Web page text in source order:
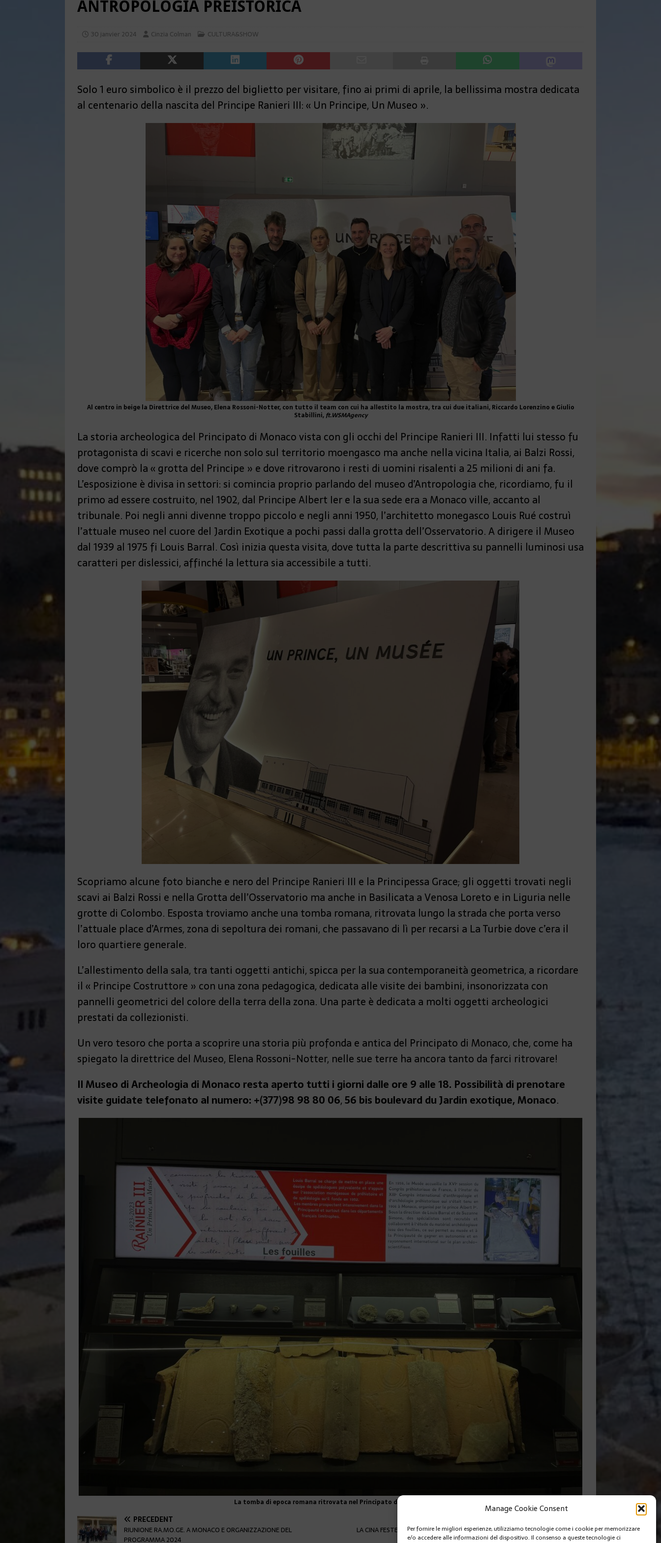
Manage Cookie Consent
Per fornire le migliori esperienze, utilizziamo tecnologie come i cookie per memorizzare
e/o accedere alle informazioni del dispositivo. Il consenso a queste tecnologie ci
ANTROPOLOGIA PREISTORICA
30 janvier 2024 Cinzia Colman CULTURA&SHOW
Solo 1 euro simbolico è il prezzo del biglietto per visitare, fino ai primi di aprile, la bellissima mostra dedicata
al centenario della nascita del Principe Ranieri III: « Un Principe, Un Museo ».
Al centro in beige la Direttrice del Museo, Elena Rossoni-Notter, con tutto il team con cui ha allestito la mostra, tra cui due italiani, Riccardo Lorenzino e Giulio
Stabillini, ft.WSMAgency
La storia archeologica del Principato di Monaco vista con gli occhi del Principe Ranieri III. Infatti lui stesso fu
protagonista di scavi e ricerche non solo sul territorio moengasco ma anche nella vicina Italia, ai Balzi Rossi,
dove comprò la « grotta del Principe » e dove ritrovarono i resti di uomini risalenti a 25 milioni di ani fa.
L’esposizione è divisa in settori: si comincia proprio parlando del museo d’Antropologia che, ricordiamo, fu il
primo ad essere costruito, nel 1902, dal Principe Albert Ier e la sua sede era a Monaco ville, accanto al
tribunale. Poi negli anni divenne troppo piccolo e negli anni 1950, l’architetto monegasco Louis Rué costruì
l’attuale museo nel cuore del Jardin Exotique a pochi passi dalla grotta dell’Osservatorio. A dirigere il Museo
dal 1939 al 1975 fi Louis Barral. Così inizia questa visita, dove tutta la parte descrittiva su pannelli luminosi usa
caratteri per dislessici, affinché la lettura sia accessibile a tutti.
Scopriamo alcune foto bianche e nero del Principe Ranieri III e la Principessa Grace; gli oggetti trovati negli
scavi ai Balzi Rossi e nella Grotta dell’Osservatorio ma anche in Basilicata a Venosa Loreto e in Liguria nelle
grotte di Colombo. Esposta troviamo anche una tomba romana, ritrovata lungo la strada che porta verso
l’attuale place d’Armes, zona di sepoltura dei romani, che passavano di lì per recarsi a La Turbie dove c’era il
loro quartiere generale.
L’allestimento della sala, tra tanti oggetti antichi, spicca per la sua contemporaneità geometrica, a ricordare
il « Principe Costruttore » con una zona pedagogica, dedicata alle visite dei bambini, insonorizzata con
pannelli geometrici del colore della terra della zona. Una parte è dedicata a molti oggetti archeologici
prestati da collezionisti.
Un vero tesoro che porta a scoprire una storia più profonda e antica del Principato di Monaco, che, come ha
spiegato la direttrice del Museo, Elena Rossoni-Notter, nelle sue terre ha ancora tanto da farci ritrovare!
Il Museo di Archeologia di Monaco resta aperto tutti i giorni dalle ore 9 alle 18. Possibilità di prenotare
visite guidate telefonato al numero: +(377)98 98 80 06,56 bis boulevard du Jardin exotique, Monaco.
La tomba di epoca romana ritrovata nel Principato di Monaco.
PRÉCÉDENT
RIUNIONE RA.MO.GE. A MONACO E ORGANIZZAZIONE DEL
PROGRAMMA 2024
LA CINA FESTEGGIA L’ARRIVO DELL’ANNO DEL DRAGO DI LEGNO